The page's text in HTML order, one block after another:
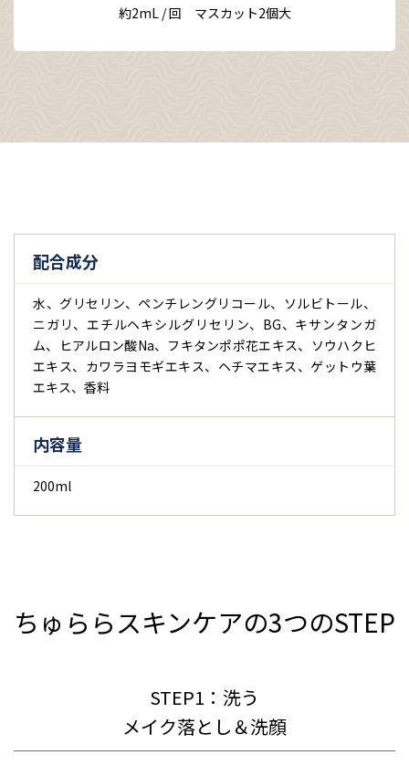
約2mL / 回 マスカット2個大
配合成分
水、グリセリン、ペンチレングリコール、ソルビトール、
ニガリ、エチルヘキシルグリセリン、BG、キサンタンガ
ム、ヒアルロン酸Na、フキタンポポ花エキス、ソウハクヒ
エキス、カワラヨモギエキス、ヘチマエキス、ゲットウ葉
エキス、香料
内容量
200ml
ちゅららスキンケアの3つのSTEP
STEP1：洗う
メイク落とし＆洗顔